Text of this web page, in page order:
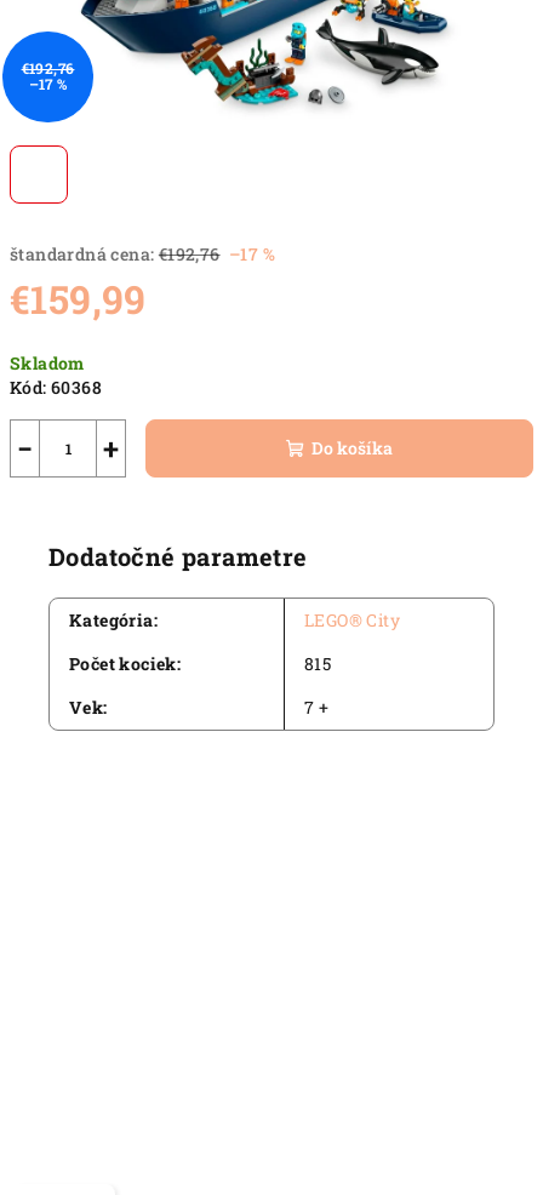
štandardná cena: €192,76 –17 %
€159,99
cena:
Skladom
Kód: 60368
+
− Do košíka
€192,76
–17 %
Dodatočné parametre
Kategória:
LEGO® City
Počet kociek:
815
Vek: 7 +